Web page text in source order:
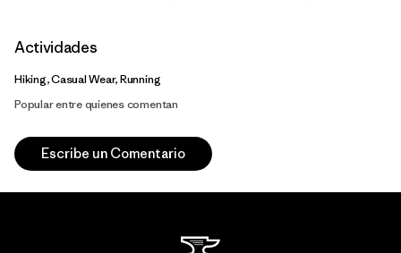
Actividades
Hiking, Casual Wear, Running
Popular entre quienes comentan
Escribe un Comentario